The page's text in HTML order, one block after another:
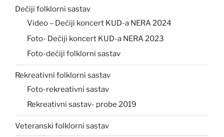
Dečiji folklorni sastav
Video – Dečiji koncert KUD-a NERA 2024
Foto- Dečiji koncert KUD-a NERA 2023
Foto-dečiji folklorni sastav
Rekreativni folklorni sastav
Foto-rekreativni sastav
Rekreativni sastav- probe 2019
Veteranski folklorni sastav